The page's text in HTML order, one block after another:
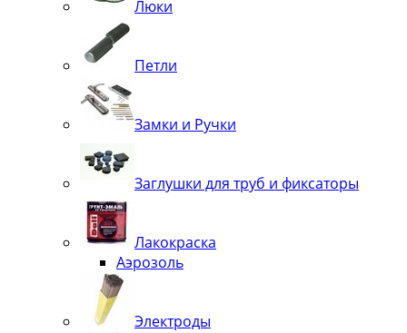
Люки
Петли
Замки и Ручки
Заглушки для труб и фиксаторы
Лакокраска
Аэрозоль
Электроды